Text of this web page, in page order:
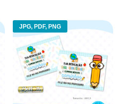
JPG, PDF, PNG